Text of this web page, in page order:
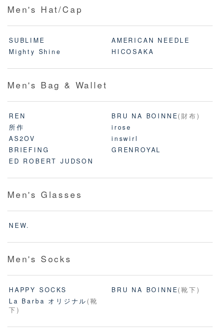
Men's Hat/Cap
SUBLIME
AMERICAN NEEDLE
Mighty Shine
HICOSAKA
Men's Bag & Wallet
REN BRU NA BOINNE(財布)
所作
irose
AS2OV
inswirl
BRIEFING
GRENROYAL
ED ROBERT JUDSON
Men's Glasses
NEW.
Men's Socks
HAPPY SOCKS BRU NA BOINNE(靴下)
La Barba オリジナル (靴
下)